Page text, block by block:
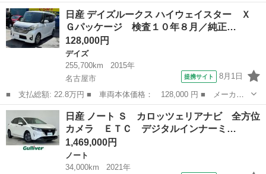
ー名： 日産 ■ 車種名： セレナ ■ グレード名： ハイウェイス
ターＶ 禁煙 プロパイロット 社外メモリナビ バックカメラ Ｂ
ｌｕｅｔ...
愛知 名古屋市 セレナ
日産 デイズルークス ハイウェイスター Ｘ
Ｇパッケージ 検査１０年８月／純正…
128,000円
デイズ
255,700km
2015年
名古屋市
提携サイト 8月1日
■ 支払総額: 22.8万円 ■ 車両本体価格： 128,000 円 ■ メーカー
名： 日産 ■ 車種名： デイズルークス ■ グレード名： ハイウ
ェイスター Ｘ Ｇパッケージ 検査１０年８月／純正フルエアロ／
ディーラーオ...
愛知 名古屋市 デイズ
日産 ノート Ｓ カロッツェリアナビ 全方位
カメラ ＥＴＣ デジタルインナーミ…
1,469,000円
ノート
34,000km
2021年